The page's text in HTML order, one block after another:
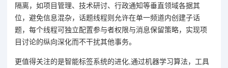
隔离，如项目管理、技术研讨、行政通知等垂直领域各据其
位，避免信息混杂，话题线程则允许在单一频道内创建子话
题，每个线程可独立配置参与者权限与消息保留策略，实现项
目讨论的纵向深化而不干扰其他事务。
更值得关注的是智能标签系统的进化,通过机器学习算法，工具